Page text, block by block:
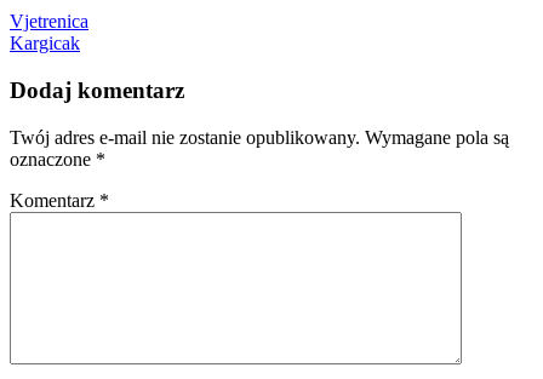
Vjetrenica
Kargicak
Dodaj komentarz
Twój adres e-mail nie zostanie opublikowany. Wymagane pola są
oznaczone *
Komentarz *